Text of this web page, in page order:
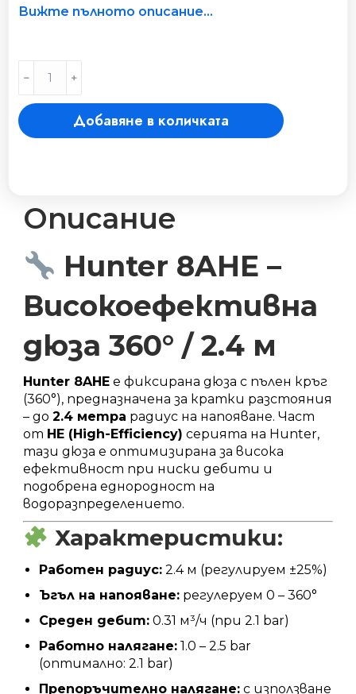
Вижте пълното описание...
HE"
регулируема
-
високоефективна
количество
﹣ ﹢
Добавяне в количката
Описание
Hunter 8AHE –
Високоефективна
дюза 360° / 2.4 м
Hunter 8AHE е фиксирана дюза с пълен кръг
(360°), предназначена за кратки разстояния
– до2.4 метра радиус на напояване. Част
от HE (High-Efficiency) серията на Hunter,
тази дюза е оптимизирана за висока
ефективност при ниски дебити и
подобрена еднородност на
водоразпределението.
Характеристики:
Работен радиус: 2.4 м (регулируем ±25%)
Ъгъл на напояване: регулеруем 0 – 360°
Среден дебит: 0.31 м³/ч (при 2.1 bar)
Работно налягане: 1.0 – 2.5 bar
(оптимално: 2.1 bar)
Препоръчително налягане: с използване